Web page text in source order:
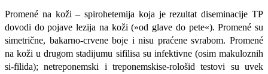
Promené na koži – spirohetemija ko­ja je rezultat diseminacije TP
dovodi do pojave lezija na koži (»od glave do pe­te«). Promené su
simetrične, bakarno-crvene boje i nisu praćene svrabom. Promené
na koži u drugom stadijumu si­filisa su infektivne (osim makuloznih
si-filida); netreponemski i treponemskise-rološid testovi su uvek